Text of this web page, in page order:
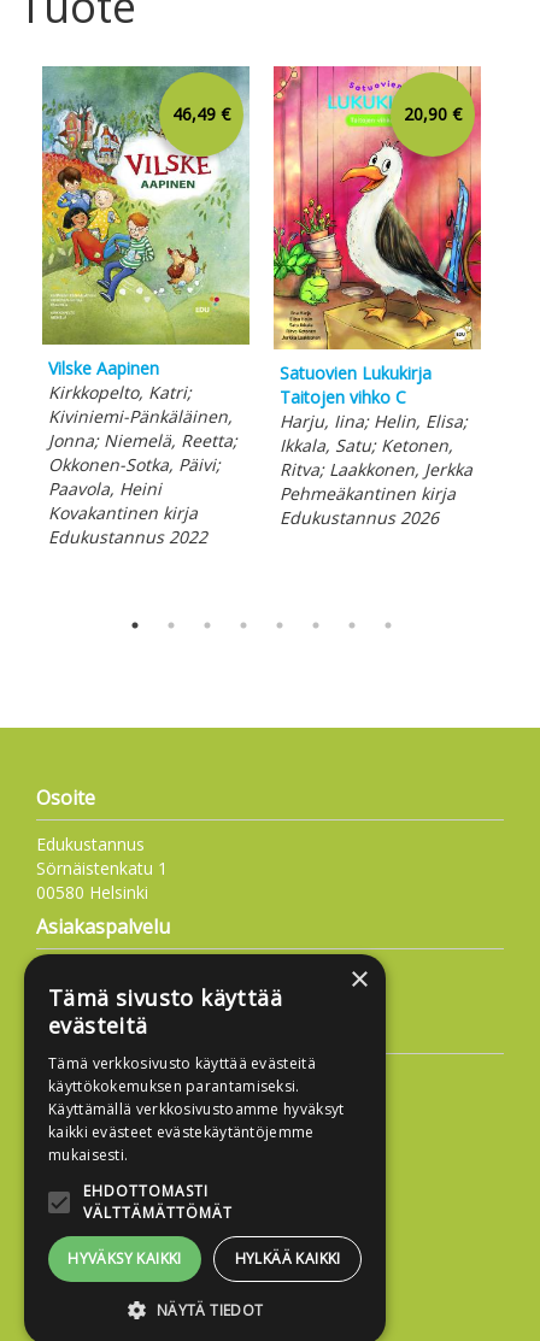
46,49 €
Vilske Aapinen
Kirkkopelto, Katri;
Kiviniemi-Pänkäläinen,
Jonna; Niemelä, Reetta;
Okkonen-Sotka, Päivi;
Paavola, Heini
Kovakantinen kirja
Edukustannus 2022
20,90 €
Satuovien Lukukirja
Taitojen vihko C
Harju, Iina; Helin, Elisa;
Ikkala, Satu; Ketonen,
Ritva; Laakkonen, Jerkka
Pehmeäkantinen kirja
Edukustannus 2026
Osoite
Edukustannus
Sörnäistenkatu 1
00580 Helsinki
Asiakaspalvelu
info@edukustannus.fi
Lisätietoa
Toimitusehdot
Käyttöohjeet
Tietosuojaseloste
×
Tämä sivusto käyttää
evästeitä
Tämä verkkosivusto käyttää evästeitä
käyttökokemuksen parantamiseksi.
Käyttämällä verkkosivustoamme hyväksyt
kaikki evästeet evästekäytäntöjemme
mukaisesti.
EHDOTTOMASTI
VÄLTTÄMÄTTÖMÄT
HYVÄKSY KAIKKI HYLKÄÄ KAIKKI
NÄYTÄ TIEDOT